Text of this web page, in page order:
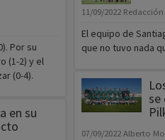
Por su
(1-2) y el
(0-4).
en su
11/09/2022 Redacción
El equipo de
que no tuvo nada
se
07/09/2022 Alberto